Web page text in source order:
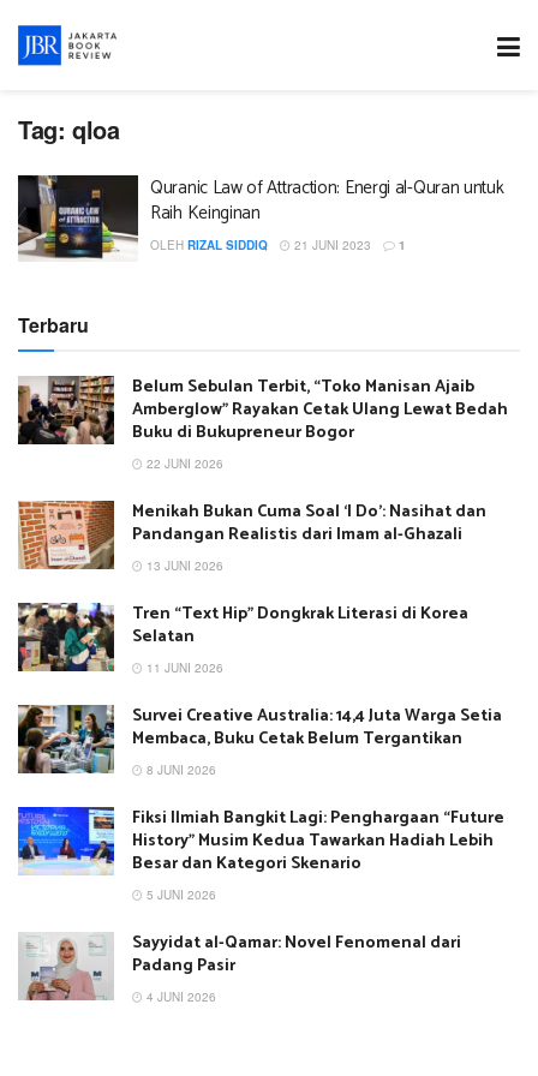
Tag: qloa
Quranic Law of Attraction: Energi al-Quran untuk
Raih Keinginan
OLEH RIZAL SIDDIQ 21 JUNI 2023 1
Terbaru
Belum Sebulan Terbit, “Toko Manisan Ajaib
Amberglow” Rayakan Cetak Ulang Lewat Bedah
Buku di Bukupreneur Bogor
22 JUNI 2026
Menikah Bukan Cuma Soal ‘I Do’: Nasihat dan
Pandangan Realistis dari Imam al-Ghazali
13 JUNI 2026
Tren “Text Hip” Dongkrak Literasi di Korea
Selatan
11 JUNI 2026
Survei Creative Australia: 14,4 Juta Warga Setia
Membaca, Buku Cetak Belum Tergantikan
8 JUNI 2026
Fiksi Ilmiah Bangkit Lagi: Penghargaan “Future
History” Musim Kedua Tawarkan Hadiah Lebih
Besar dan Kategori Skenario
5 JUNI 2026
Sayyidat al-Qamar: Novel Fenomenal dari
Padang Pasir
4 JUNI 2026